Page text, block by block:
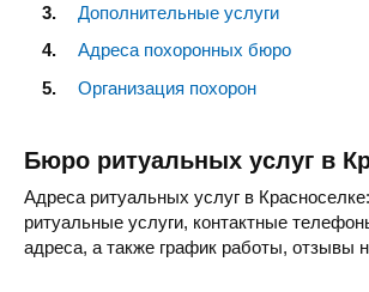
Дополнительные услуги
Адреса похоронных бюро
Организация похорон
Бюро ритуальных услуг в
Адреса ритуальных услуг в
ритуальные услуги, контактные
адреса, а также график работы, отзывы